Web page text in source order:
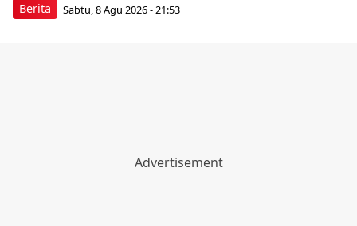
Berita Sabtu, 8 Agu 2026 - 21:53